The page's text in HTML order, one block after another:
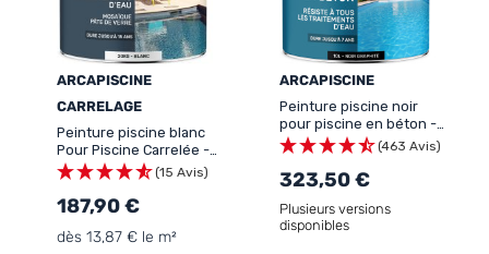
ARCAPISCINE
CARRELAGE
Peinture piscine blanc
Pour Piscine Carrelée -
ARCAPISCINE CARRELAGE
(15 Avis)
187,90 €
dès 13,87 € le m²
ARCAPISCINE
Peinture piscine noir
pour piscine en béton -
ARCAPISCINE
(463 Avis)
323,50 €
Plusieurs versions
disponibles